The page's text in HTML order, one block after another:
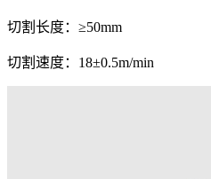
切割长度：≥50mm
切割速度：18±0.5m/min